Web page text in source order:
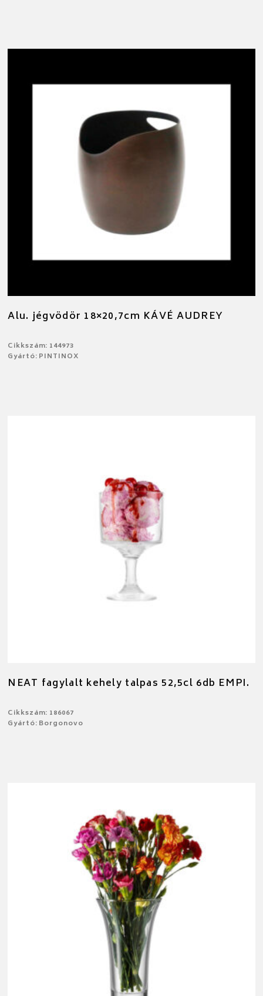
Alu. jégvödör 18×20,7cm KÁVÉ AUDREY
Cikkszám: 144973
Gyártó: PINTINOX
NEAT fagylalt kehely talpas 52,5cl 6db EMPI.
Cikkszám: 186067
Gyártó: Borgonovo